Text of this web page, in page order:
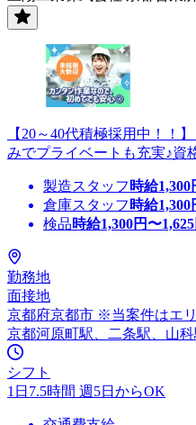
【20～40代積極採用中！！
みでプライベートも充実♪
製造スタッフ 時給1,300
倉庫スタッフ 時給1,300
検品時給1,300円〜1,625
勤務地
面接地
京都府京都市 ※当案件はエ
京都河原町駅、二条駅、山科
シフト
1日7.5時間 週5日からOK